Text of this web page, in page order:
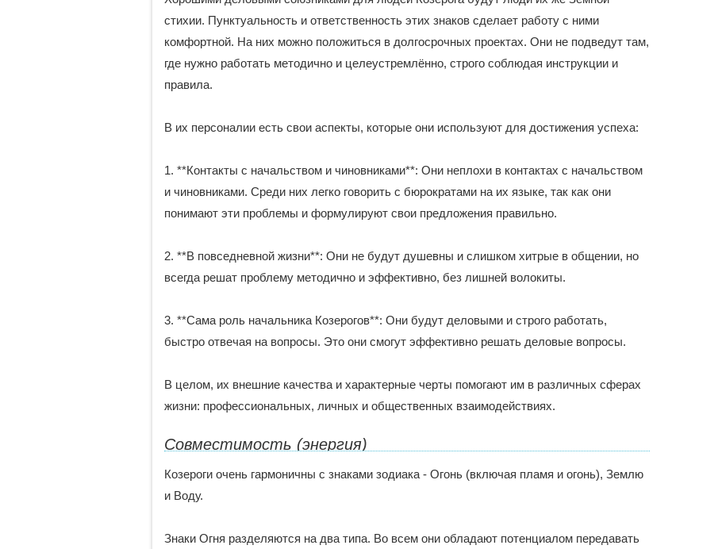
стихии. Пунктуальность и ответственность этих знаков сделает работу с ними
комфортной. На них можно положиться в долгосрочных проектах. Они не подведут там,
где нужно работать методично и целеустремлённо, строго соблюдая инструкции и
правила.
В их персоналии есть свои аспекты, которые они используют для достижения успеха:
1. **Контакты с начальством и чиновниками**: Они неплохи в контактах с начальством
и чиновниками. Среди них легко говорить с бюрократами на их языке, так как они
понимают эти проблемы и формулируют свои предложения правильно.
2. **В повседневной жизни**: Они не будут душевны и слишком хитрые в общении, но
всегда решат проблему методично и эффективно, без лишней волокиты.
3. **Сама роль начальника Козерогов**: Они будут деловыми и строго работать,
быстро отвечая на вопросы. Это они смогут эффективно решать деловые вопросы.
В целом, их внешние качества и характерные черты помогают им в различных сферах
жизни: профессиональных, личных и общественных взаимодействиях.
Совместимость (энергия)
Козероги очень гармоничны с знаками зодиака - Огонь (включая пламя и огонь), Землю
и Воду.
Знаки Огня разделяются на два типа. Во всем они обладают потенциалом передавать